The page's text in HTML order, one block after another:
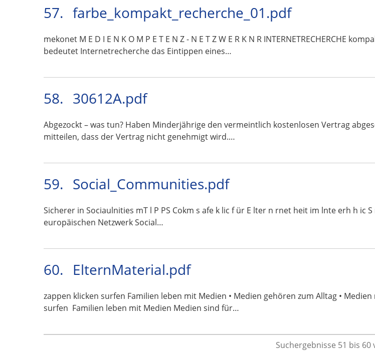
57. farbe_kompakt_recherche_01.pdf
mekonet M E D I E N K O M P E T E N Z - N E T Z W E R K N R INTERNETRECHERCHE
bedeutet Internetrecherche das Eintippen eines…
58. 30612A.pdf
Abgezockt – was tun? Haben Minderjährige den vermeintlich kostenlosen Vertrag
mitteilen, dass der Vertrag nicht genehmigt wird.…
59. Social_Communities.pdf
Sicherer in Sociaulnities mT l P PS Cokm s afe k lic f ür E lter n rnet heit im lnte erh h
europäischen Netzwerk Social…
60. ElternMaterial.pdf
zappen klicken surfen Familien leben mit Medien • Medien gehören zum Alltag •
surfen  Familien leben mit Medien Medien sind für…
Suchergebnisse 51 bis 60